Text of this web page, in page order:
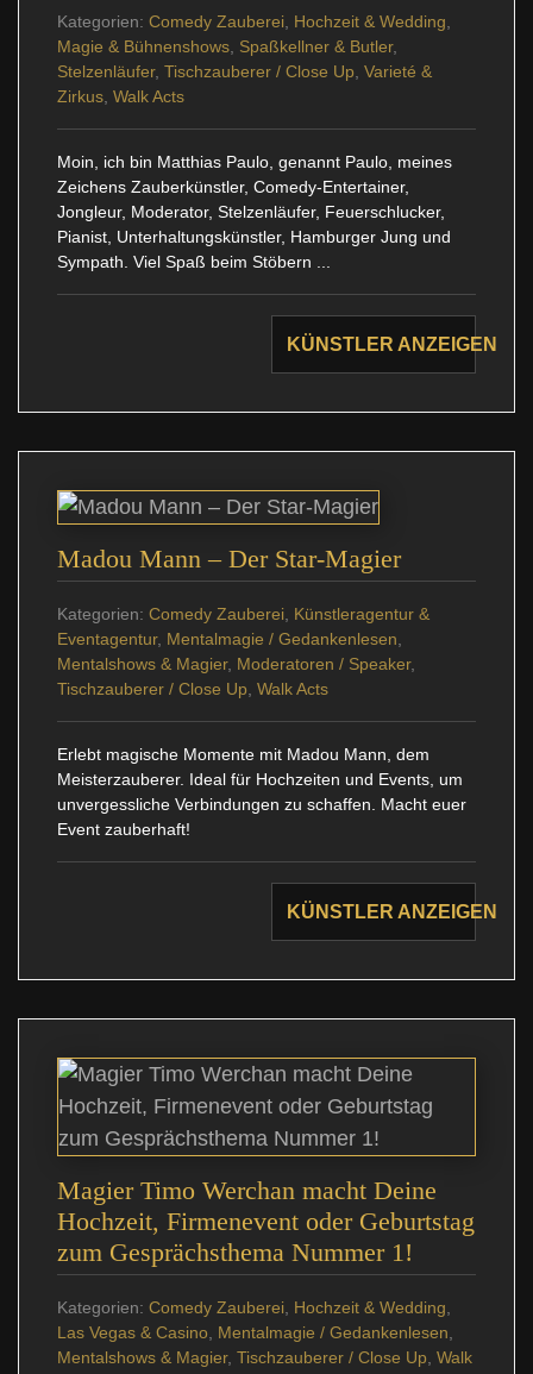
Kategorien: Comedy Zauberei Hochzeit & Wedding
Magie & Bühnenshows Spaßkellner & Butler,
Stelzenläufer, Tischzauberer / Close Up Varieté &
Zirkus Walk Acts
Moin, ich bin Matthias Paulo, genannt Paulo, meines
Zeichens Zauberkünstler, Comedy-Entertainer,
Jongleur, Moderator, Stelzenläufer, Feuerschlucker,
Pianist, Unterhaltungskünstler, Hamburger Jung und
Sympath. Viel Spaß beim Stöbern ...
KÜNSTLER ANZEIGEN
Madou Mann – Der Star-Magier
Kategorien: Comedy Zauberei
Künstleragentur &
Eventagentur, Mentalmagie / Gedankenlesen
Mentalshows & Magier, Moderatoren / Speaker,
Tischzauberer / Close Up Walk Acts
Erlebt magische Momente mit Madou Mann, dem
Meisterzauberer. Ideal für Hochzeiten und Events, um
unvergessliche Verbindungen zu schaffen. Macht euer
Event zauberhaft!
KÜNSTLER ANZEIGEN
Magier Timo Werchan macht Deine
Hochzeit, Firmenevent oder Geburtstag
zum Gesprächsthema Nummer 1!
Kategorien: Comedy Zauberei Hochzeit & Wedding
Las Vegas & Casino
Mentalmagie / Gedankenlesen
Mentalshows & Magier, Tischzauberer / Close Up Walk